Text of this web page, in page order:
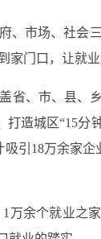
、市场、社会
门口，让就业
省、市、县、
造城区“15分
引18万余家企
万余个就业之